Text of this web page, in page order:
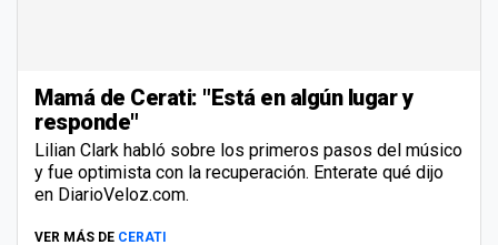
Mamá de Cerati: "Está en algún lugar y
responde"
Lilian Clark habló sobre los primeros pasos del músico
y fue optimista con la recuperación. Enterate qué dijo
en DiarioVeloz.com.
VER MÁS DE CERATI